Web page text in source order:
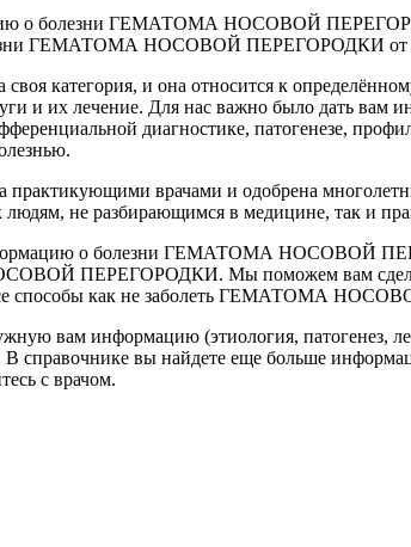
о болезни ГЕМАТОМА НОСОВОЙ
ГЕМАТОМА НОСОВОЙ ПЕРЕГОРОДКИ от а до
своя категория, и она относится к
и их лечение. Для нас важно было дать вам
диагностике, патогенезе,
практикующими врачами и одобрена
людям, не разбирающимся в медицине, так и
о болезни ГЕМАТОМА НОСОВОЙ
ПЕРЕГОРОДКИ. Мы поможем вам сделать
все способы как не заболеть ГЕМАТОМА
вам информацию (этиология, патогенез,
справочнике вы найдете еще больше
с врачом.